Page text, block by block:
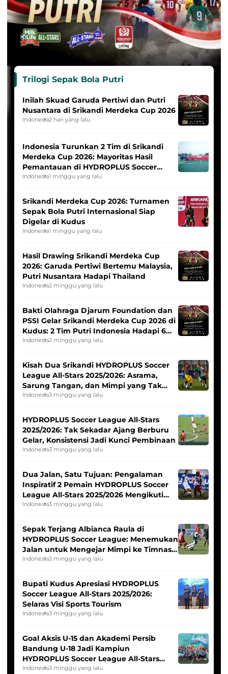
Trilogi Sepak Bola Putri
Inilah Skuad Garuda Pertiwi dan Putri
Nusantara di Srikandi Merdeka Cup 2026
Indonesia2 hari yang lalu
Indonesia Turunkan 2 Tim di Srikandi
Merdeka Cup 2026: Mayoritas Hasil
Pemantauan di HYDROPLUS Soccer
League
Indonesia1 minggu yang lalu
Srikandi Merdeka Cup 2026: Turnamen
Sepak Bola Putri Internasional Siap
Digelar di Kudus
Indonesia1 minggu yang lalu
Hasil Drawing Srikandi Merdeka Cup
2026: Garuda Pertiwi Bertemu Malaysia,
Putri Nusantara Hadapi Thailand
Indonesia2 minggu yang lalu
Bakti Olahraga Djarum Foundation dan
PSSI Gelar Srikandi Merdeka Cup 2026 di
Kudus: 2 Tim Putri Indonesia Hadapi 6
Tim Asia
Indonesia2 minggu yang lalu
Kisah Dua Srikandi HYDROPLUS Soccer
League All-Stars 2025/2026: Asrama,
Sarung Tangan, dan Mimpi yang Tak
Pernah Padam
Indonesia3 minggu yang lalu
HYDROPLUS Soccer League All-Stars
2025/2026: Tak Sekadar Ajang Berburu
Gelar, Konsistensi Jadi Kunci Pembinaan
Indonesia3 minggu yang lalu
Dua Jalan, Satu Tujuan: Pengalaman
Inspiratif 2 Pemain HYDROPLUS Soccer
League All-Stars 2025/2026 Mengikuti
Seleksi Timnas Indonesia Putri
Indonesia3 minggu yang lalu
Sepak Terjang Albianca Raula di
HYDROPLUS Soccer League: Menemukan
Jalan untuk Mengejar Mimpi ke Timnas
Indonesia Putri
Indonesia3 minggu yang lalu
Bupati Kudus Apresiasi HYDROPLUS
Soccer League All-Stars 2025/2026:
Selaras Visi Sports Tourism
Indonesia3 minggu yang lalu
Goal Aksis U-15 dan Akademi Persib
Bandung U-18 Jadi Kampiun
HYDROPLUS Soccer League All-Stars
2025/2026
Indonesia3 minggu yang lalu